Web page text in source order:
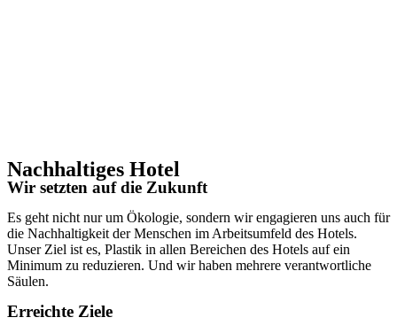
Nachhaltiges Hotel
Wir setzten auf die Zukunft
Es geht nicht nur um Ökologie, sondern wir engagieren uns auch für
die Nachhaltigkeit der Menschen im Arbeitsumfeld des Hotels.
Unser Ziel ist es, Plastik in allen Bereichen des Hotels auf ein
Minimum zu reduzieren. Und wir haben mehrere verantwortliche
Säulen.
Erreichte Ziele